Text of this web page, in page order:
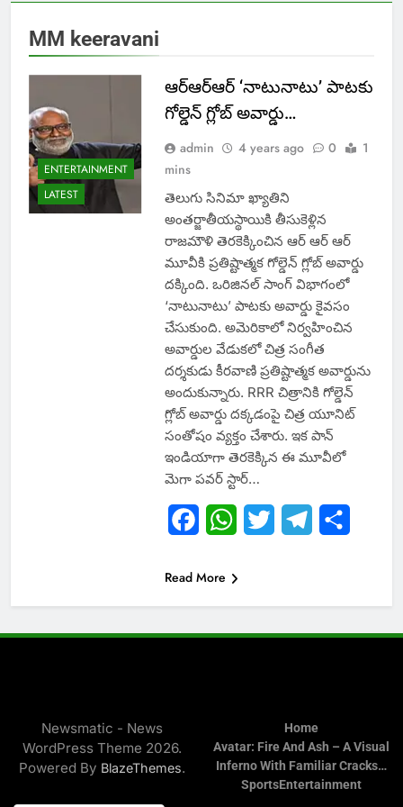
MM keeravani
ENTERTAINMENT
LATEST
ఆర్ఆర్ఆర్ ‘నాటునాటు’ పాటకు
గోల్డెన్ గ్లోబ్ అవార్డు…
admin 4 years ago 0
1
mins
తెలుగు సినిమా ఖ్యాతిని
అంతర్జాతీయస్థాయికి తీసుకెళ్లిన
రాజమౌళి తెరకెక్కించిన ఆర్ ఆర్ ఆర్
మూవీకి ప్రతిష్టాత్మక గోల్డెన్ గ్లోబ్ అవార్డు
దక్కింది. ఒరిజినల్ సాంగ్ విభాగంలో
‘నాటునాటు’ పాటకు అవార్డు కైవసం
చేసుకుంది. అమెరికాలో నిర్వహించిన
అవార్డుల వేడుకలో చిత్ర సంగీత
దర్శకుడు కీరవాణి ప్రతిష్టాత్మక అవార్డును
అందుకున్నారు. RRR చిత్రానికి గోల్డెన్
గ్లోబ్ అవార్డు దక్కడంపై చిత్ర యూనిట్
సంతోషం వ్యక్తం చేశారు. ఇక పాన్
ఇండియాగా తెరకెక్కిన ఈ మూవీలో
మెగా పవర్ స్టార్…
FacebookWhatsApp
Twitter Telegram
Read More
Newsmatic - News
WordPress Theme 2026.
Powered By BlazeThemes.
Home
Avatar: Fire And Ash – A Visual
Inferno With Familiar Cracks…
SportsEntertainment